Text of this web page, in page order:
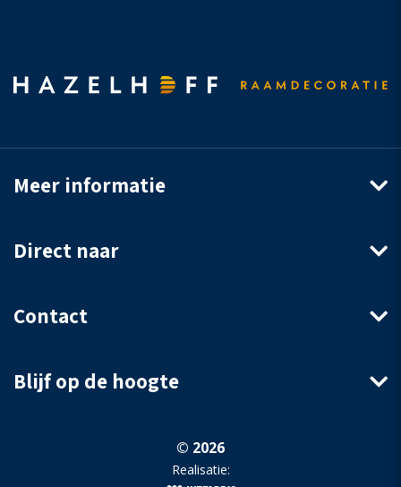
Meer informatie
Direct naar
Contact
Blijf op de hoogte
© 2026
Realisatie: